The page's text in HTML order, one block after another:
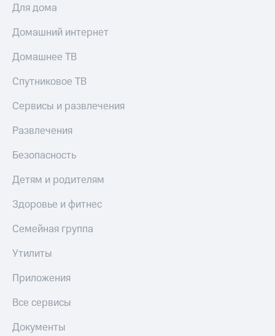
Для дома
Домашний интернет
Домашнее ТВ
Спутниковое ТВ
Сервисы и развлечения
Развлечения
Безопасность
Детям и родителям
Здоровье и фитнес
Семейная группа
Утилиты
Приложения
Все сервисы
Документы